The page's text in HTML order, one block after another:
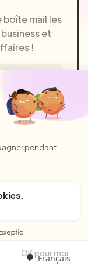
mail les
et
!
Français